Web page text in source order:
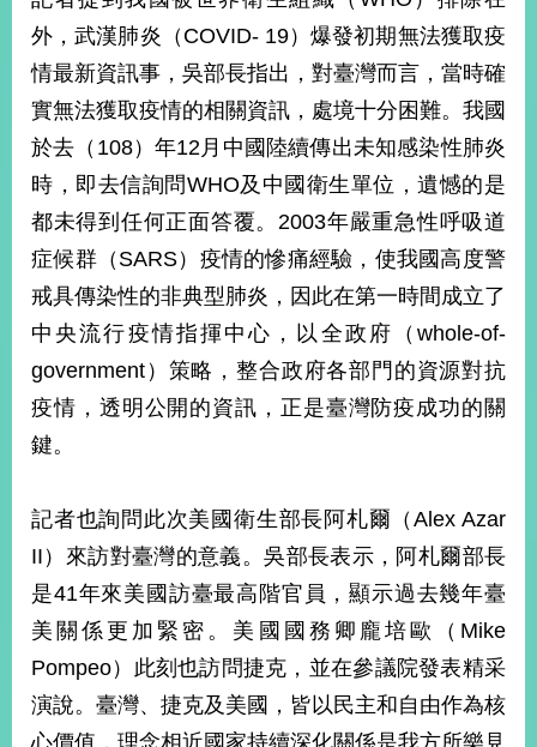
導
覽
關
於
本
部
新
中
心
外
交
資
訊
國
與
區
國
際
傳
播
政
府
資
外，武漢肺炎（COVID- 19）爆發初期無法獲取疫
情最新資訊事，吳部長指出，對臺灣而言，當時確
實無法獲取疫情的相關資訊，處境十分困難。我國
於去（108）年12月中國陸續傳出未知感染性肺炎
時，即去信詢問WHO及中國衛生單位，遺憾的是
都未得到任何正面答覆。2003年嚴重急性呼吸道
症候群（SARS）疫情的慘痛經驗，使我國高度警
戒具傳染性的非典型肺炎，因此在第一時間成立了
中央流行疫情指揮中心，以全政府（whole-of-
government）策略，整合政府各部門的資源對抗
疫情，透明公開的資訊，正是臺灣防疫成功的關
鍵。
記者也詢問此次美國衛生部長阿札爾（Alex Azar
II）來訪對臺灣的意義。吳部長表示，阿札爾部長
是41年來美國訪臺最高階官員，顯示過去幾年臺
美關係更加緊密。美國國務卿龐培歐（Mike
Pompeo）此刻也訪問捷克，並在參議院發表精采
演說。臺灣、捷克及美國，皆以民主和自由作為核
心價值，理念相近國家持續深化關係是我方所樂見